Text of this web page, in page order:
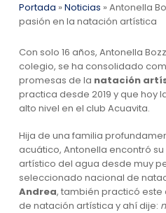
Portada » Noticias » Antonella
pasión en la natación artística
Con solo 16 años, Antonella
colegio, se ha consolidado
promesas de la natación
practica desde 2019 y que hoy
alto nivel en el club Acuavita.
Hija de una familia
acuático, Antonella encontró
artístico del agua desde muy
seleccionado nacional de
Andrea, también practicó este
de natación artística y ahí dije: